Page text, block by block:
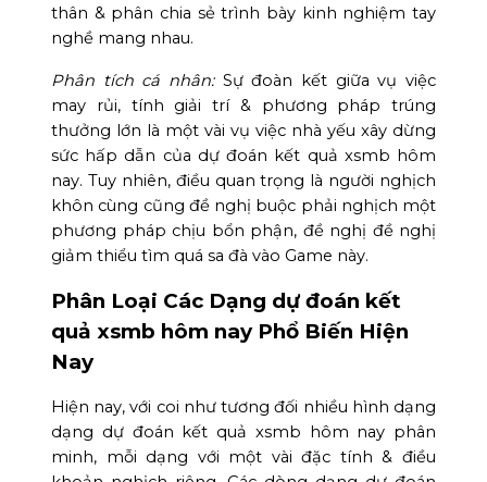
thân & phân chia sẻ trình bày kinh nghiệm tay
nghề mang nhau.
Phân tích cá nhân:Sự đoàn kết giữa vụ việc
may rủi, tính giải trí & phương pháp trúng
thưởng lớn là một vài vụ việc nhà yếu xây dừng
sức hấp dẫn của dự đoán kết quả xsmb hôm
nay. Tuy nhiên, điều quan trọng là người nghịch
khôn cùng cũng đề nghị buộc phải nghịch một
phương pháp chịu bổn phận, đề nghị đề nghị
giảm thiểu tìm quá sa đà vào Game này.
Phân Loại Các Dạng dự đoán kết
quả xsmb hôm nay Phổ Biến Hiện
Nay
Hiện nay, với coi như tương đối nhiều hình dạng
dạng dự đoán kết quả xsmb hôm nay phân
minh, mỗi dạng với một vài đặc tính & điều